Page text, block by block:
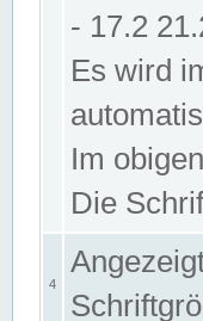
- 17.2
Es wird
Im
Die
4